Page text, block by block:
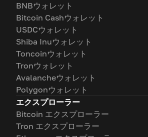
BNBウォレット
Bitcoin Cashウォレット
USDCウォレット
Shiba Inuウォレット
Toncoinウォレット
Tronウォレット
Avalancheウォレット
Polygonウォレット
エクスプローラー
Bitcoin エクスプローラー
Tron エクスプローラー